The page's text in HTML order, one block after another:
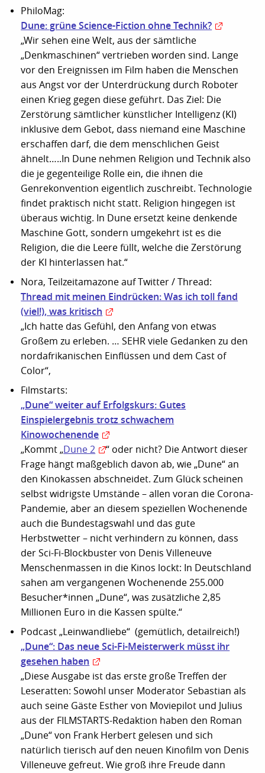
PhiloMag:
Dune: grüne Science-Fiction ohne Technik?
„Wir sehen eine Welt, aus der sämtliche
„Denkmaschinen“ vertrieben worden sind. Lange
vor den Ereignissen im Film haben die Menschen
aus Angst vor der Unterdrückung durch Roboter
einen Krieg gegen diese geführt. Das Ziel: Die
Zerstörung sämtlicher künstlicher Intelligenz (KI)
inklusive dem Gebot, dass niemand eine Maschine
erschaffen darf, die dem menschlichen Geist
ähnelt…..In Dune nehmen Religion und Technik also
die je gegenteilige Rolle ein, die ihnen die
Genrekonvention eigentlich zuschreibt. Technologie
findet praktisch nicht statt. Religion hingegen ist
überaus wichtig. In Dune ersetzt keine denkende
Maschine Gott, sondern umgekehrt ist es die
Religion, die die Leere füllt, welche die Zerstörung
der KI hinterlassen hat.“
Nora, Teilzeitamazone auf Twitter / Thread:
Thread mit meinen Eindrücken: Was ich toll fand
(viel!), was kritisch
„Ich hatte das Gefühl, den Anfang von etwas
Großem zu erleben. … SEHR viele Gedanken zu den
nordafrikanischen Einflüssen und dem Cast of
Color“,
Filmstarts:
„Dune“ weiter auf Erfolgskurs: Gutes
Einspielergebnis trotz schwachem
Kinowochenende
„Kommt „Dune 2
“ oder nicht? Die Antwort dieser
Frage hängt maßgeblich davon ab, wie „Dune“ an
den Kinokassen abschneidet. Zum Glück scheinen
selbst widrigste Umstände – allen voran die Corona-
Pandemie, aber an diesem speziellen Wochenende
auch die Bundestagswahl und das gute
Herbstwetter – nicht verhindern zu können, dass
der Sci-Fi-Blockbuster von Denis Villeneuve
Menschenmassen in die Kinos lockt: In Deutschland
sahen am vergangenen Wochenende 255.000
Besucher*innen „Dune“, was zusätzliche 2,85
Millionen Euro in die Kassen spülte.“
Podcast „Leinwandliebe“ (gemütlich, detailreich!)
„Dune“: Das neue Sci-Fi-Meisterwerk müsst ihr
gesehen haben
„Diese Ausgabe ist das erste große Treffen der
Leseratten: Sowohl unser Moderator Sebastian als
auch seine Gäste Esther von Moviepilot und Julius
aus der FILMSTARTS-Redaktion haben den Roman
„Dune“ von Frank Herbert gelesen und sich
natürlich tierisch auf den neuen Kinofilm von Denis
Villeneuve gefreut. Wie groß ihre Freude dann